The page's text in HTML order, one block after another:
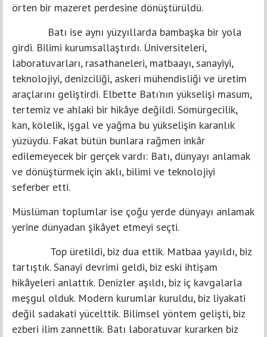
örten bir mazeret perdesine dönüştürüldü.
Batı ise aynı yüzyıllarda bambaşka bir yola
girdi. Bilimi kurumsallaştırdı. Üniversiteleri,
laboratuvarları, rasathaneleri, matbaayı, sanayiyi,
teknolojiyi, denizciliği, askeri mühendisliği ve üretim
araçlarını geliştirdi. Elbette Batı’nın yükselişi masum,
tertemiz ve ahlaki bir hikâye değildi. Sömürgecilik,
kan, kölelik, işgal ve yağma bu yükselişin karanlık
yüzüydü. Fakat bütün bunlara rağmen inkâr
edilemeyecek bir gerçek vardı: Batı, dünyayı anlamak
ve dönüştürmek için aklı, bilimi ve teknolojiyi
seferber etti.
Müslüman toplumlar ise çoğu yerde dünyayı anlamak
yerine dünyadan şikâyet etmeyi seçti.
Top üretildi, biz dua ettik. Matbaa yayıldı, biz
tartıştık. Sanayi devrimi geldi, biz eski ihtişam
hikâyeleri anlattık. Denizler aşıldı, biz iç kavgalarla
meşgul olduk. Modern kurumlar kuruldu, biz liyakati
değil sadakati yücelttik. Bilimsel yöntem gelişti, biz
ezberi ilim zannettik. Batı laboratuvar kurarken biz